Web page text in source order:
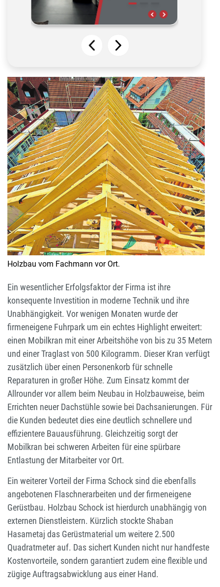
Holzbau vom Fachmann vor Ort.
Ein wesentlicher Erfolgsfaktor der Firma ist ihre
konsequente Investition in moderne Technik und ihre
Unabhängigkeit. Vor wenigen Monaten wurde der
firmeneigene Fuhrpark um ein echtes Highlight erweitert:
einen Mobilkran mit einer Arbeitshöhe von bis zu 35 Metern
und einer Traglast von 500 Kilogramm. Dieser Kran verfügt
zusätzlich über einen Personenkorb für schnelle
Reparaturen in großer Höhe. Zum Einsatz kommt der
Allrounder vor allem beim Neubau in Holzbauweise, beim
Errichten neuer Dachstühle sowie bei Dachsanierungen. Für
die Kunden bedeutet dies eine deutlich schnellere und
effizientere Bauausführung. Gleichzeitig sorgt der
Mobilkran bei schweren Arbeiten für eine spürbare
Entlastung der Mitarbeiter vor Ort.
Ein weiterer Vorteil der Firma Schock sind die ebenfalls
angebotenen Flaschnerarbeiten und der firmeneigene
Gerüstbau. Holzbau Schock ist hierdurch unabhängig von
externen Dienstleistern. Kürzlich stockte Shaban
Hasametaj das Gerüstmaterial um weitere 2.500
Quadratmeter auf. Das sichert Kunden nicht nur handfeste
Kostenvorteile, sondern garantiert zudem eine flexible und
zügige Auftragsabwicklung aus einer Hand.